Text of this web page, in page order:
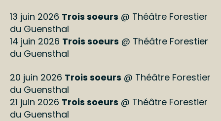
13 juin 2026 Trois soeurs @ Théâtre Forestier
du Guensthal
14 juin 2026 Trois soeurs @ Théâtre Forestier
du Guensthal
20 juin 2026 Trois soeurs @ Théâtre Forestier
du Guensthal
21 juin 2026 Trois soeurs @ Théâtre Forestier
du Guensthal